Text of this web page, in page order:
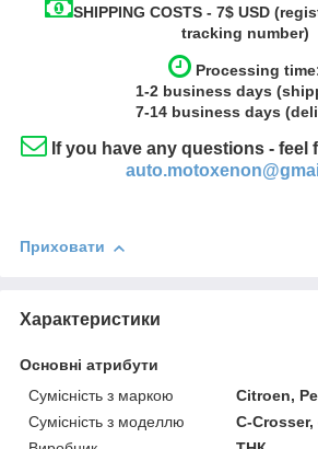
SHIPPING COSTS - 7$ USD
tracking number)
Processing
1-2 business days
7-14 business days
If you have any questions - feel
Приховати
Характеристики
Основні атрибути
Сумісність з маркою
Citroen,
Сумісність з моделлю
C-Crosser,